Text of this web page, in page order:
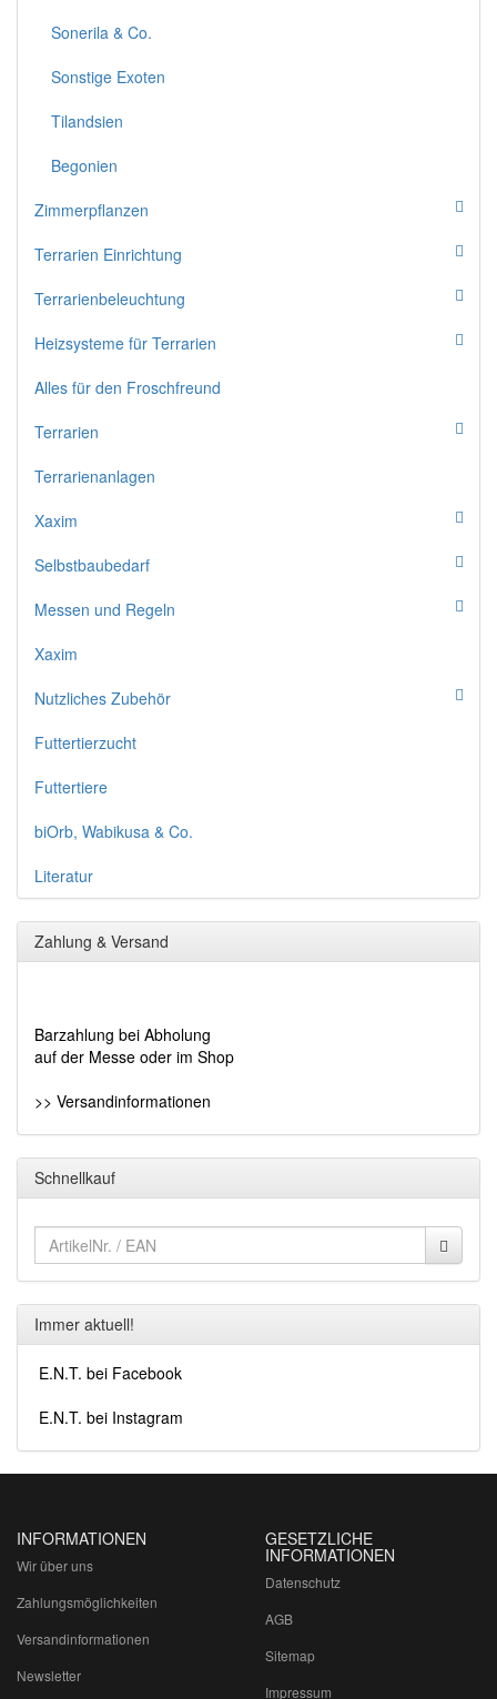
Sonerila & Co.
Sonstige Exoten
Tilandsien
Begonien
Zimmerpflanzen
Terrarien Einrichtung
Terrarienbeleuchtung
Heizsysteme für Terrarien
Alles für den Froschfreund
Terrarien
Terrarienanlagen
Xaxim
Selbstbaubedarf
Messen und Regeln
Xaxim
Nutzliches Zubehör
Futtertierzucht
Futtertiere
biOrb, Wabikusa & Co.
Literatur
Zahlung & Versand
Barzahlung bei Abholung
auf der Messe oder im Shop
>> Versandinformationen
Schnellkauf
Immer aktuell!
E.N.T. bei Facebook
E.N.T. bei Instagram
INFORMATIONEN
Wir über uns
Zahlungsmöglichkeiten
Versandinformationen
Newsletter
GESETZLICHE
INFORMATIONEN
Datenschutz
AGB
Sitemap
Impressum